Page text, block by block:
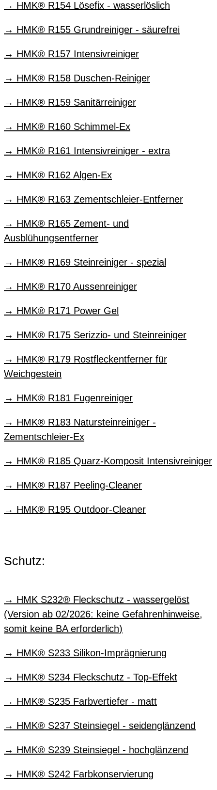
HMK® R154 Lösefix - wasserlöslich
HMK® R155 Grundreiniger - säurefrei
HMK® R157 Intensivreiniger
HMK® R158 Duschen-Reiniger
HMK® R159 Sanitärreiniger
HMK® R160 Schimmel-Ex
HMK® R161 Intensivreiniger - extra
HMK® R162 Algen-Ex
HMK® R163 Zementschleier-Entferner
HMK® R165 Zement- und
Ausblühungsentferner
HMK® R169 Steinreiniger - spezial
HMK® R170 Aussenreiniger
HMK® R171 Power Gel
HMK® R175 Serizzio- und Steinreiniger
HMK® R179 Rostfleckentferner für
Weichgestein
HMK® R181 Fugenreiniger
HMK® R183 Natursteinreiniger -
Zementschleier-Ex
HMK® R185 Quarz-Komposit Intensivreiniger
HMK® R187 Peeling-Cleaner
HMK® R195 Outdoor-Cleaner
Schutz:
HMK S232® Fleckschutz - wassergelöst
(Version ab 02/2026: keine Gefahrenhinweise,
somit keine BA erforderlich)
HMK® S233 Silikon-Imprägnierung
HMK® S234 Fleckschutz - Top-Effekt
HMK® S235 Farbvertiefer - matt
HMK® S237 Steinsiegel - seidenglänzend
HMK® S239 Steinsiegel - hochglänzend
HMK® S242 Farbkonservierung